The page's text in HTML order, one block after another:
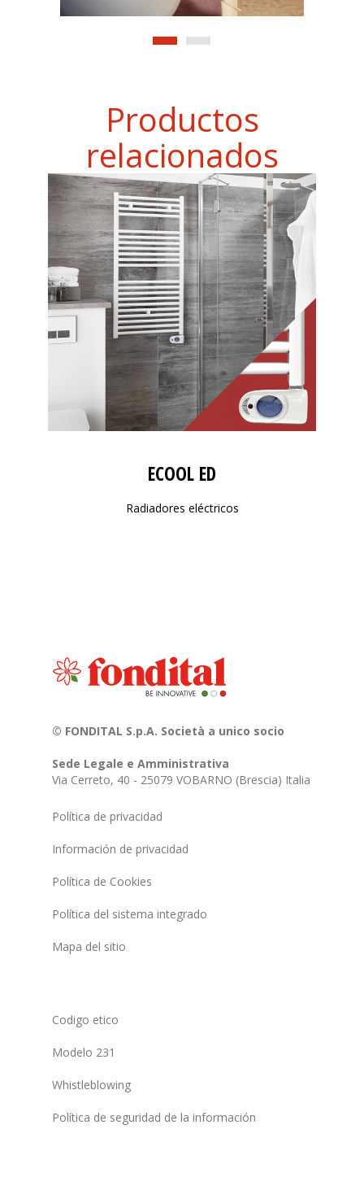
Productos
relacionados
ECOOL ED
Radiadores eléctricos
© FONDITAL S.p.A. Società a unico socio
Sede Legale e Amministrativa
Via Cerreto, 40 - 25079 VOBARNO (Brescia) Italia
Política de privacidad
Información de privacidad
Política de Cookies
Política del sistema integrado
Mapa del sitio
Codigo etico
Modelo 231
Whistleblowing
Política de seguridad de la información